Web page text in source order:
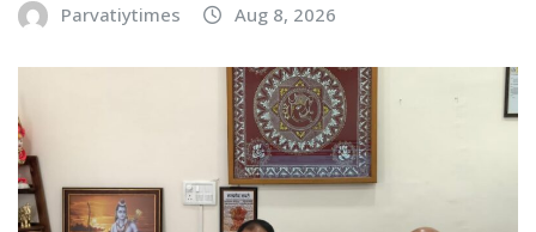
Parvatiytimes Aug 8, 2026